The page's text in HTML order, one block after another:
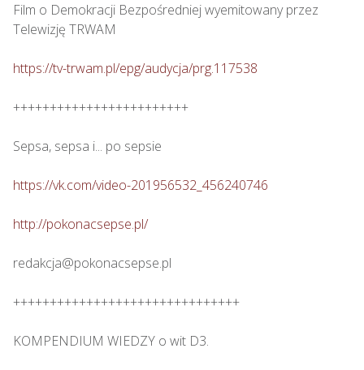
Film o Demokracji Bezpośredniej wyemitowany przez
Telewizję TRWAM
https://tv-trwam.pl/epg/audycja/prg.117538
++++++++++++++++++++++++
Sepsa, sepsa i... po sepsie
https://vk.com/video-201956532_456240746
http://pokonacsepse.pl/
redakcja@pokonacsepse.pl
+++++++++++++++++++++++++++++++
KOMPENDIUM WIEDZY o wit D3.